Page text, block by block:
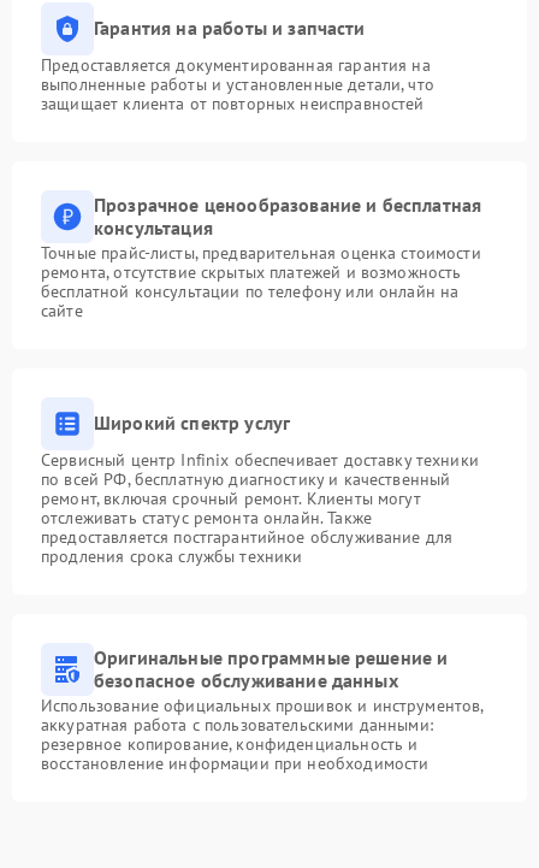
Гарантия на работы и запчасти
Предоставляется документированная гарантия на
выполненные работы и установленные детали, что
защищает клиента от повторных неисправностей
Прозрачное ценообразование и бесплатная
консультация
Точные прайс-листы, предварительная оценка стоимости
ремонта, отсутствие скрытых платежей и возможность
бесплатной консультации по телефону или онлайн на
сайте
Широкий спектр услуг
Сервисный центр Infinix обеспечивает доставку техники
по всей РФ, бесплатную диагностику и качественный
ремонт, включая срочный ремонт. Клиенты могут
отслеживать статус ремонта онлайн. Также
предоставляется постгарантийное обслуживание для
продления срока службы техники
Оригинальные программные решение и
безопасное обслуживание данных
Использование официальных прошивок и инструментов,
аккуратная работа с пользовательскими данными:
резервное копирование, конфиденциальность и
восстановление информации при необходимости